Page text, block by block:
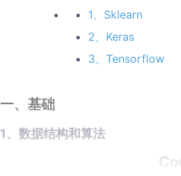
1、Sklearn
2、Keras
3、Tensorflow
一、基础
1、数据结构和算法